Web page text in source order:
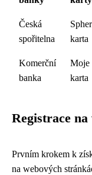
Česká
spořitelna
karta
Komerční
banka
Moje
karta
Registrace
Prvním krokem k
na webových